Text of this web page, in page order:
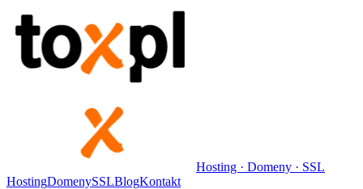
Hosting · Domeny · SSL
HostingDomenySSLBlogKontakt